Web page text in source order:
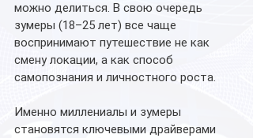
можно делиться. В свою очередь
зумеры (18–25 лет) все чаще
воспринимают путешествие не как
смену локации, а как способ
самопознания и личностного роста.
Именно миллениалы и зумеры
становятся ключевыми драйверами